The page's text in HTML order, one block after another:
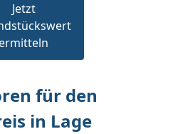
Jetzt
ermitteln
für den
in Lage